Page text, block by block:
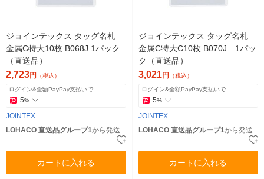
ジョインテックス タッグ名札
金属C特大10枚 B068J 1パック
（直送品）
2,723円 （税込）
ログイン&全額PayPay支払いで
5%
JOINTEX
LOHACO 直送品グループ1から発送
カートに入れる
ジョインテックス タッグ名札
金属C特大C10枚 B070J 1パッ
ク（直送品）
3,021円 （税込）
ログイン&全額PayPay支払いで
5%
JOINTEX
LOHACO 直送品グループ1から発送
カートに入れる